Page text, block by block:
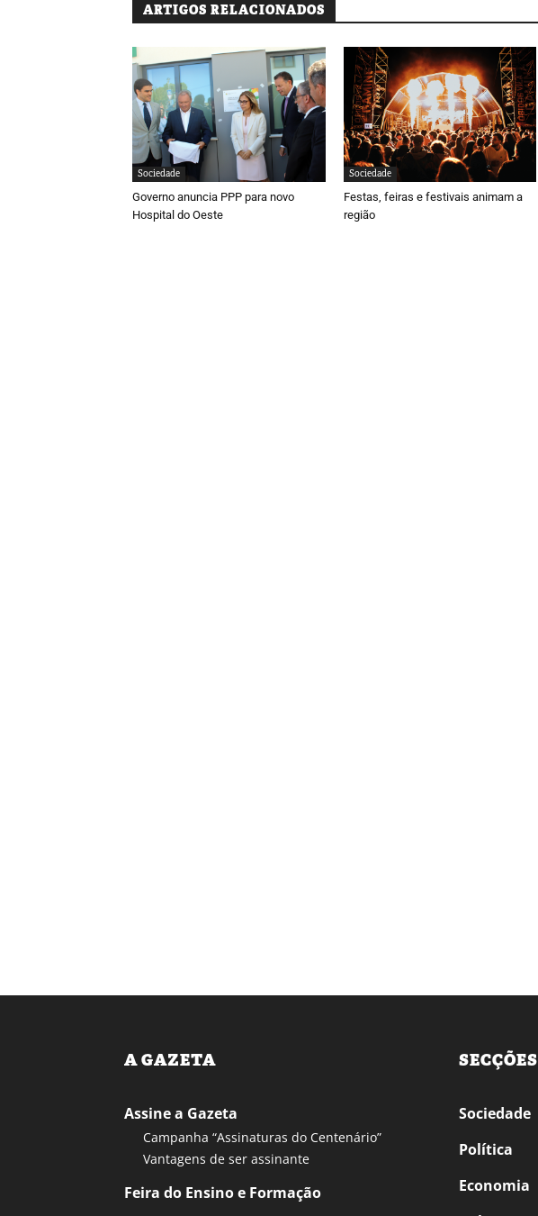
ARTIGOS RELACIONADOS
Sociedade
Governo anuncia PPP para novo
Hospital do Oeste
Sociedade
Festas, feiras e festivais animam a
região
A GAZETA
Assine a Gazeta
Campanha “Assinaturas do Centenário”
Vantagens de ser assinante
Feira do Ensino e Formação
SECÇÕES
Sociedade
Política
Economia